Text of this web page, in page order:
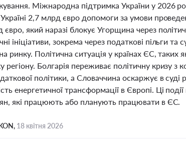
Міжнародна підтримка України у 2026
2,7 млрд євро допомоги за умови
євро, який наразі блокує Угорщина через
ініціативи, зокрема через податкові пільги
ринку. Політична ситуація у країнах ЄС,
регіону. Болгарія переживає політичну
політики, а Словаччина оскаржує в
енергетичної трансформації в Європі. Ці
які працюють або планують працювати в ЄС.
18 квітня 2026